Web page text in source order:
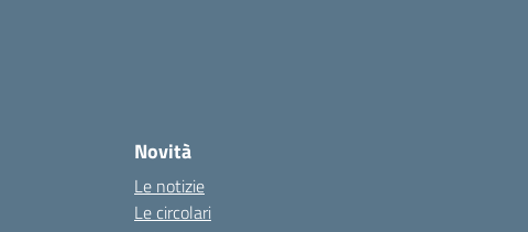
Novità
Le notizie
Le circolari